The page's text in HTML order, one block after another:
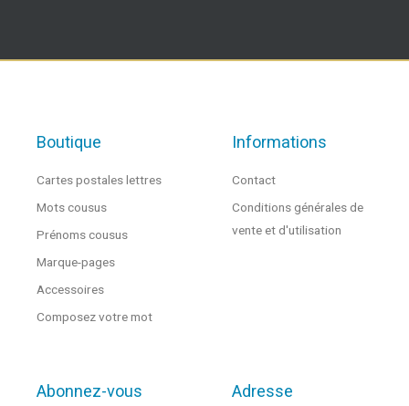
Boutique
Cartes postales lettres
Mots cousus
Prénoms cousus
Marque-pages
Accessoires
Composez votre mot
Informations
Contact
Conditions générales de
vente et d'utilisation
Abonnez-vous Adresse